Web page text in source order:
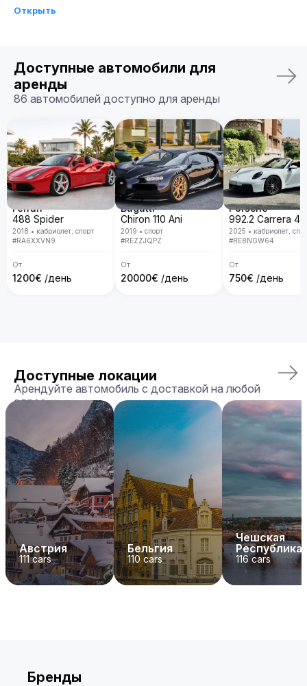
автолюбителей по всему миру. Благодаря мощности
Почему именно Billion Rent?
Billion Rent предлагает аренду автомобилей премиум-
класса по всей Европе. Мы гарантируем надежный
вам и точное соответствие машины вашим ожиданиям.
Бронируйте ваш Aston Martin DB9 уже сегодня!
Открыть
Доступные автомобили для
аренды
86 автомобилей доступно для аренды
Ferrari
488 Spider
2018 • кабриолет, спорт
#RA6XXVN9
От
1200€ /день
Bugatti
Chiron 110 Ani
2019 • спорт
#REZZJQPZ
От
20000€ /день
Porsche
2025 • кабриолет,
#RE8NGW64
От
750€ /день
Доступные локации
Арендуйте автомобиль с доставкой на любой
адрес
Австрия
111cars
Бельгия
110 cars
Чешская
Республика
116cars
Бренды